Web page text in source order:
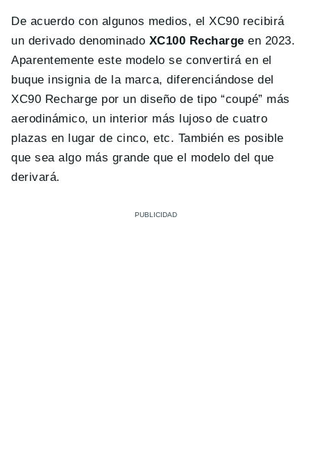
De acuerdo con algunos medios, el XC90 recibirá
un derivado denominado XC100 Recharge en 2023.
Aparentemente este modelo se convertirá en el
buque insignia de la marca, diferenciándose del
XC90 Recharge por un diseño de tipo “coupé” más
aerodinámico, un interior más lujoso de cuatro
plazas en lugar de cinco, etc. También es posible
que sea algo más grande que el modelo del que
derivará.